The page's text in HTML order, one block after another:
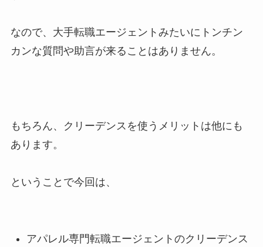
なので、大手転職エージェントみたいにトンチン
カンな質問や助言が来ることはありません。
もちろん、クリーデンスを使うメリットは他にも
あります。
ということで今回は、
アパレル専門転職エージェントのクリーデンス